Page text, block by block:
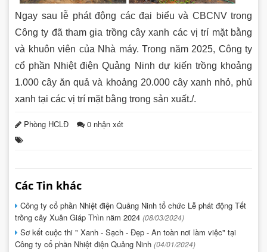
Ngay sau lễ phát động các đại biểu và CBCNV trong
Công ty đã tham gia trồng cây xanh các vị trí mặt bằng
và khuôn viên của Nhà máy. Trong năm 2025, Công ty
cổ phần Nhiệt điện Quảng Ninh dự kiến trồng khoảng
1.000 cây ăn quả và khoảng 20.000 cây xanh nhỏ, phủ
xanh tại các vị trí mặt bằng trong sản xuất./.
Phòng HCLĐ 0 nhận xét
Các Tin khác
Công ty cổ phần Nhiệt điện Quảng Ninh tổ chức Lễ phát động Tết
trồng cây Xuân Giáp Thìn năm 2024 (08/03/2024)
Sơ kết cuộc thi " Xanh - Sạch - Đẹp - An toàn nơi làm việc" tại
Công ty cổ phần Nhiệt điện Quảng Ninh (04/01/2024)